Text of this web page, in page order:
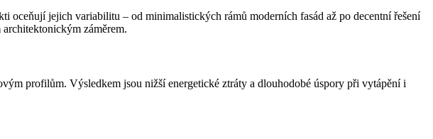
jejich variabilitu – od minimalistických rámů moderních fasád až po decentní řešení
záměrem.
profilům. Výsledkem jsou nižší energetické ztráty a dlouhodobé úspory při vytápění i